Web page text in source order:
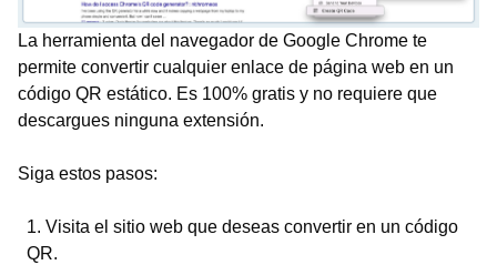
La herramienta del navegador de Google Chrome te
permite convertir cualquier enlace de página web en un
código QR estático. Es 100% gratis y no requiere que
descargues ninguna extensión.
Siga estos pasos:
Visita el sitio web que deseas convertir en un código
QR.